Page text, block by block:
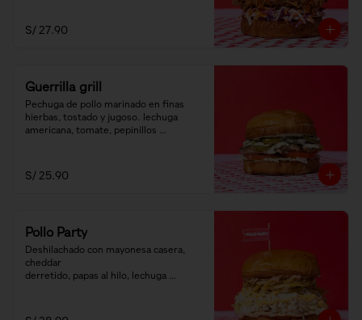
S/ 27.90
Guerrilla grill
Pechuga de pollo marinado en finas
hierbas, tostado y jugoso. lechuga
americana, tomate, pepinillos
S/ 25.90
Pollo Party
Deshilachado con mayonesa casera,
cheddar
derretido, papas al hilo, lechuga